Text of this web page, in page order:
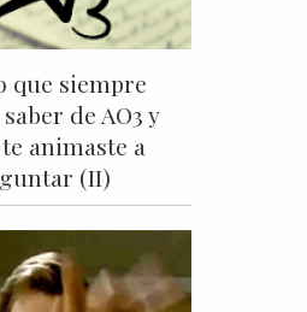
que siempre
de AO3 y
animaste a
(II)